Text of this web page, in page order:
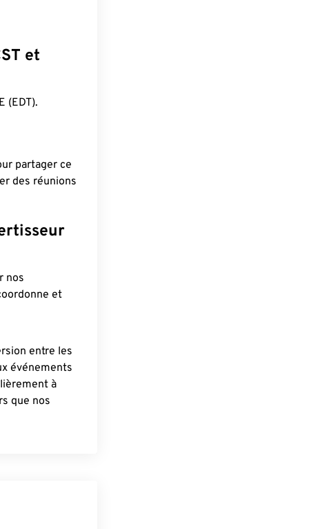
et
(EDT).
partager ce
des réunions
nos
et
entre les
événements
à
que nos